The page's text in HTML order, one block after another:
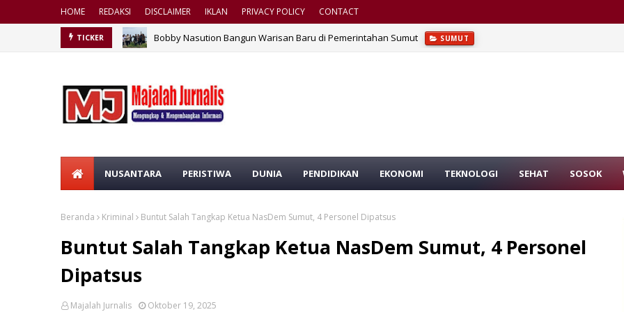
HOME REDAKSI DISCLAIMER IKLAN PRIVACY POLICY CONTACT
TICKER Bobby Nasution Bangun Warisan Baru di Pemerintahan Sumut SUMUT
NUSANTARA PERISTIWA DUNIA PENDIDIKAN EKONOMI TEKNOLOGI SEHAT SOSOK
Beranda Kriminal Buntut Salah Tangkap Ketua NasDem Sumut, 4 Personel Dipatsus
Buntut Salah Tangkap Ketua NasDem Sumut, 4 Personel
Dipatsus
Majalah Jurnalis Oktober 19, 2025